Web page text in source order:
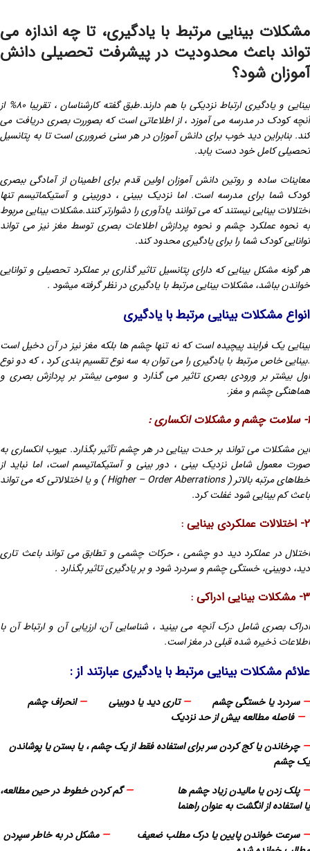
مشکلات بینایی مرتبط با یادگیری، تا چه اندازه می
تواند باعث محدودیت در پیشرفت تحصیلی دانش
آموزان شود؟
بینایی و یادگیری ارتباط نزدیکی با هم دارند.طبق گفته کارشناسان ، تقریبا ۸۰% از
آنچه کودک در مدرسه می آموزد ، از اطلاعاتی است که بصوررت بصری دریافت می
کند. بنابراین دید خوب برای دانش آموزان در هر سنی ضرورری است تا به پتانسیل
تحصیلی کامل خود دست یابد.
معاینات ساده و روتین دانش آموزان اولین قدم برای اطمینان از آمادگی ببصری
کودک شما برای مدرسه است. اما نزدیک ببینی ، دوربینی و آستیکماتیسم تنها
اختلالات بینایی نیستند که می توانند یادآوری را دشوارتر کنند.مشکلات بینایی مربوط
به نحوه عملکرد چشم و نحوه پردازش اطلاعات بصری توسط مغز نیز می تواند
توانایی کودک شما را برای یادگیری محدود کند.
هر گونه مشکل بینایی که دارای پتانسیل تاثیر گذاری بر عملکرد تحصیلی و توانایی
خواندن بباشد، مشکلات بینایی مرتبط با یادگیری در نظر گرفته میشود .
انواع مشکلات بینایی مرتبط با یادگیری
بینایی یک فرایند پیچیده است که نه تنها چشم ها بلکه مغز نیز در آن دخیل است
.بینایی خاص مرتبط با یادگیری را می توان به سه نوع تقسیم بندی کرد ، که دو نوع
اول بیشتر بر ورودی بصری تاثیر می گذارد و سومی بیشتر بر پردازش بصری و
هماهنگی چشم و مغز.
۱- سلامت چشم و مشکلات انکساری :
این مشکلات می تواند بر حدت بینایی در هر چشم تآثیر بگذارد. عیوب انکساری به
صورت معمول شامل نزدیک بینی ، دور بینی و آستیکماتیسم است، اما نباید از
خطاهای مرتبه بالاتر ( Higher – Order Aberrations ) و یا اختلالاتی که می تواند
باعث کم بینایی شود غفلت کرد.
۲- اختلالات عملکردی بینایی :
اختلال در عملکرد دید دو چشمی ، حرکات چشمی و تطابق می تواند باعث تاری
دید، دوبینی، خستگی چشم و سردرد شود و بر یادگیری تاثیر بگذارد .
۳- مشکلات بینایی ادراکی :
ادراک بصری شامل درک آنچه می بینید ، شناسایی آن، ارزیابی آن و ارتباط آن با
اطلاعات ذخیره شده قبلی در مغز است.
علائم مشکلات بینایی مرتبط با یادگیری عبارتند از :
— سردرد یا خستگی چشم —تاری دید یا دوبینی —انحراف چشم
— فاصله مطالعه بیش از حد نزدیک
—چرخاندن یا کج کردن سر برای استفاده فقط از یک چشم ، یا بستن یا پوشاندن
یک چشم
—پلک زدن یا مالیدن زیاد چشم ها —گم کردن خطوط در حین مطالعه،
یا استفاده از انگشت به عنوان راهنما
— سرعت خواندن پایین یا درک مطلب ضعیف — مشکل در به خاطر سپردن